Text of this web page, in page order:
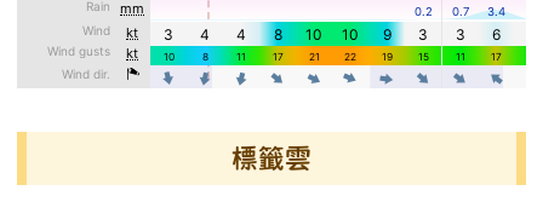
標籤雲